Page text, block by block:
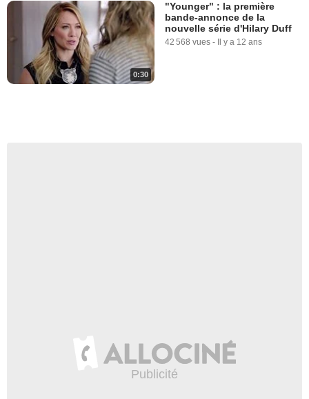
0:30
"Younger" : la première
bande-annonce de la
nouvelle série d'Hilary Duff
42 568 vues - Il y a 12 ans